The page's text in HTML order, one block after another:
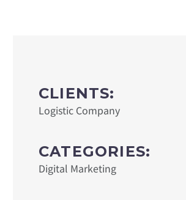
CLIENTS:
Logistic Company
CATEGORIES:
Digital Marketing